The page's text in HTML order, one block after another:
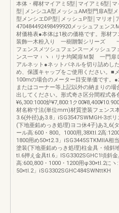
本体・椰材マイアミ5型￨マイアミ6型￨
型￨メンシユA型メッシュAM型門扉A型
型メンシエDP型￨メッシュP型￨マリオ￨
470484492498499920メッシュフェンス
材価格表●本体は1枚の価格です。形材フ
装飾一木粉入り 一樹贈製シリーズ
フェンスメツシュフェンス一メッシュフ
ンス一マ︲ヽ︲リナ均閣扉Ｍ製 一門
アルネット●ネットパネルを切り詰めし
め、保護キャップをご使用ください。■
100mの場合のメーター目安単価です。●
またはコーナー等上記以外の納まりの
出してください。形式奇さ区分間程式各
¥6,300:1000炉¥7,800:1ク
材名称寸法(単位mm)材質塗装フェンス
3.6(外径)あ3.8」iSG3547SWMGH-3ポ
(下地亜鉛めっき処理)ヨコ休4子)あ3_6(
ール高:600・800。1000用,38Xtl.2高
1800用め50×t2.3」iSG3445STKMllA相
塗装(下地亜鉛めっき処理)柱金具・傾斜
tl.6押え金具tl.6」lSG3302SGHC1頃斜
高:600,800・1000・1200用φ30×tl.2にヽ
50×tl.2」iSG3302SGHC484SWNttKH